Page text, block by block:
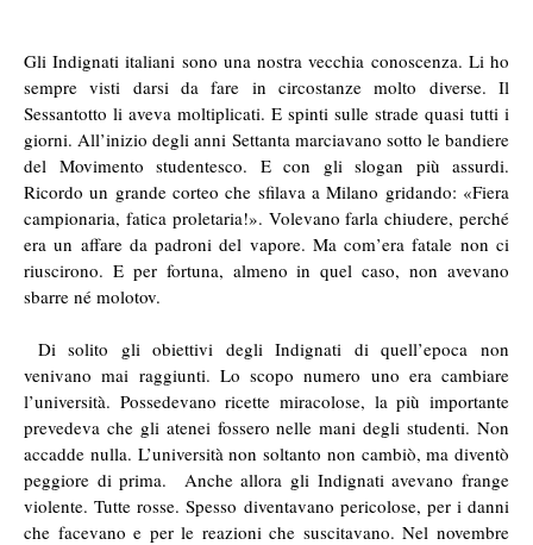
Gli Indignati italiani sono una nostra vecchia conoscenza. Li ho
sempre visti darsi da fare in circostanze molto diverse. Il
Sessantotto li aveva moltiplicati. E spinti sulle strade quasi tutti i
giorni. All’inizio degli anni Settanta marciavano sotto le bandiere
del Movimento studentesco. E con gli slogan più assurdi.
Ricordo un grande corteo che sfilava a Milano gridando: «Fiera
campionaria, fatica proletaria!». Volevano farla chiudere, perché
era un affare da padroni del vapore. Ma com’era fatale non ci
riuscirono. E per fortuna, almeno in quel caso, non avevano
sbarre né molotov.
Di solito gli obiettivi degli Indignati di quell’epoca non
venivano mai raggiunti. Lo scopo numero uno era cambiare
l’università. Possedevano ricette miracolose, la più importante
prevedeva che gli atenei fossero nelle mani degli studenti. Non
accadde nulla. L’università non soltanto non cambiò, ma diventò
peggiore di prima. Anche allora gli Indignati avevano frange
violente. Tutte rosse. Spesso diventavano pericolose, per i danni
che facevano e per le reazioni che suscitavano. Nel novembre